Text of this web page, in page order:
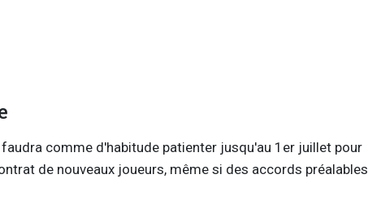
comme d'habitude patienter jusqu'au 1er juillet pour
de nouveaux joueurs, même si des accords préalables